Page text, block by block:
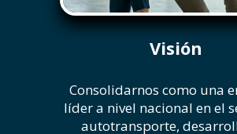
Visión
Consolidarnos como una
líder a nivel nacional en el
autotransporte,